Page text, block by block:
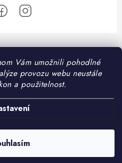
Vám umožnili pohodlné
provozu webu neustále
a použitelnost.
. Všechna práva vyhrazena.